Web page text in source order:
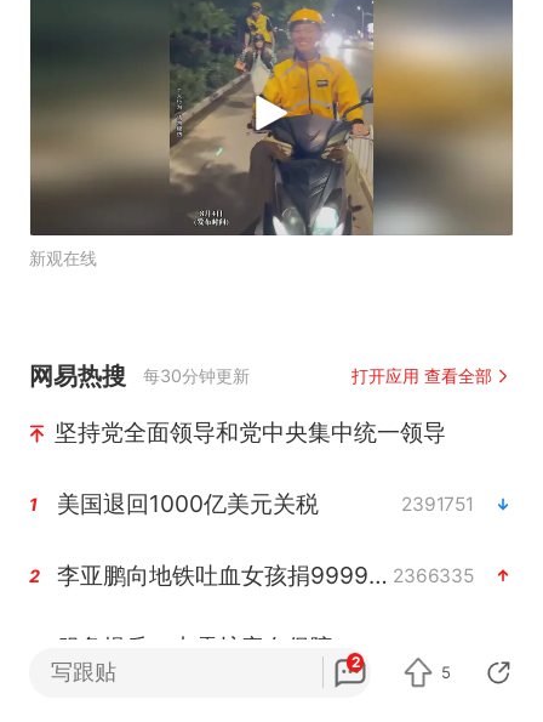
新观在线
网易热搜 每30分钟更新 打开应用 查看全部
坚持党全面领导和党中央集中统一领导
1 美国退回1000亿美元关税 2391751
2 李亚鹏向地铁吐血女孩捐99999元 2366335
服务提质，内需扩容有保障
写跟贴 2
5